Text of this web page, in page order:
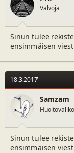
Valvoja
Sinun tulee
ensimmäisen
18.3.2017
Samzam
Sinun tulee
ensimmäisen